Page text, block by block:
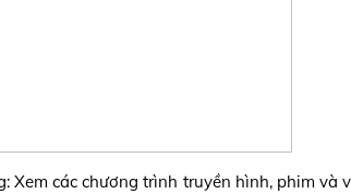
Xem các chương trình truyền hình, phim và